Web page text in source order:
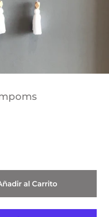
al Carrito